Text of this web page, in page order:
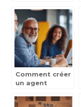
Montessori :
tout savoir sur
cet outil créatif
qui aide les
enfants à
canaliser leurs
émotions
Comment créer
un agent
sans